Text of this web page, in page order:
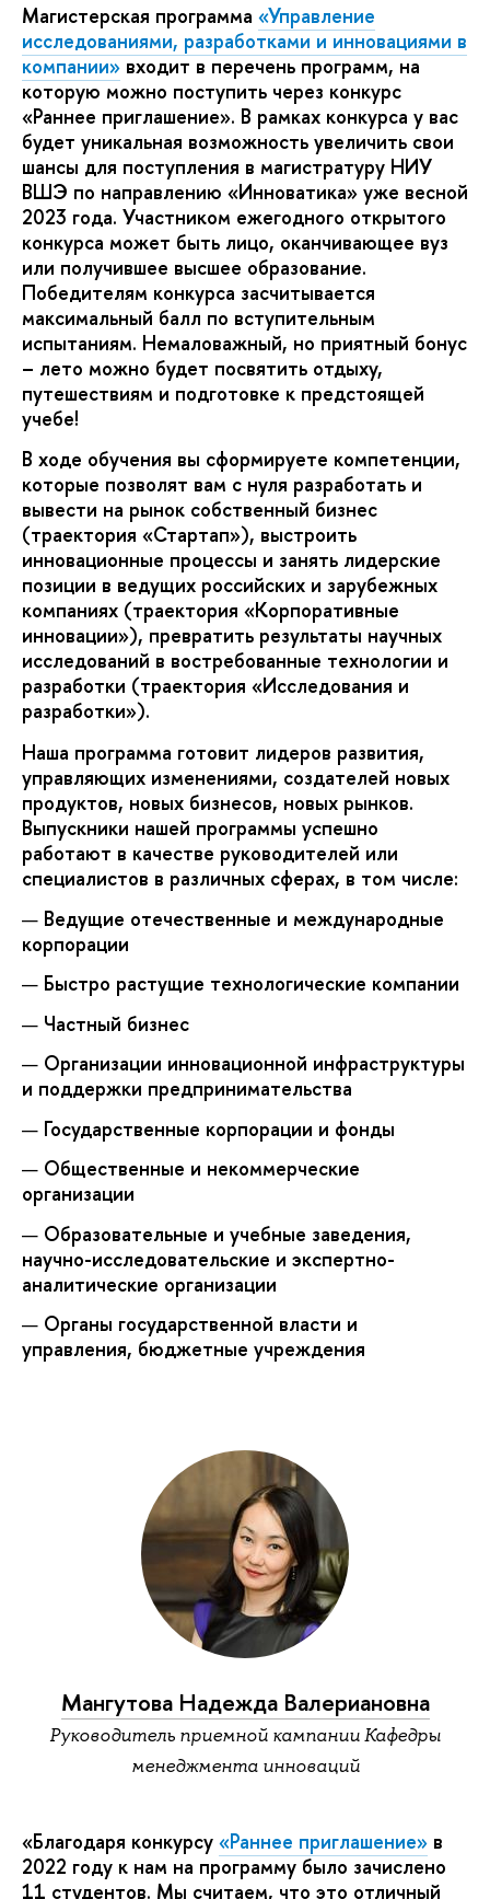
Магистерская программа «Управление
исследованиями, разработками и инновациями в
компании» входит в перечень программ, на
которую можно поступить через конкурс
«Раннее приглашение». В рамках конкурса у вас
будет уникальная возможность увеличить свои
шансы для поступления в магистратуру НИУ
ВШЭ по направлению «Инноватика» уже весной
2023 года. Участником ежегодного открытого
конкурса может быть лицо, оканчивающее вуз
или получившее высшее образование.
Победителям конкурса засчитывается
максимальный балл по вступительным
испытаниям. Немаловажный, но приятный бонус
– лето можно будет посвятить отдыху,
путешествиям и подготовке к предстоящей
учебе!
В ходе обучения вы сформируете компетенции,
которые позволят вам с нуля разработать и
вывести на рынок собственный бизнес
(траектория «Стартап»), выстроить
инновационные процессы и занять лидерские
позиции в ведущих российских и зарубежных
компаниях (траектория «Корпоративные
инновации»), превратить результаты научных
исследований в востребованные технологии и
разработки (траектория «Исследования и
разработки»).
Наша программа готовит лидеров развития,
управляющих изменениями, создателей новых
продуктов, новых бизнесов, новых рынков.
Выпускники нашей программы успешно
работают в качестве руководителей или
специалистов в различных сферах, в том числе:
Ведущие отечественные и международные
корпорации
Быстро растущие технологические компании
Частный бизнес
Организации инновационной инфраструктуры
и поддержки предпринимательства
Государственные корпорации и фонды
Общественные и некоммерческие
организации
Образовательные и учебные заведения,
научно-исследовательские и экспертно-
аналитические организации
Органы государственной власти и
управления, бюджетные учреждения
Мангутова Надежда Валериановна
Руководитель приемной кампании Кафедры
менеджмента инноваций
«Благодаря конкурсу «Раннее приглашение» в
2022 году к нам на программу было зачислено
11 студентов. Мы считаем, что это отличный